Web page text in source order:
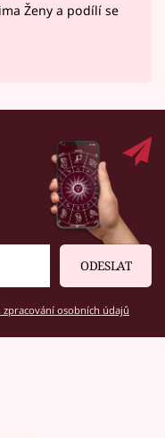
Ženy a podílí se
ODESLAT
osobních údajů